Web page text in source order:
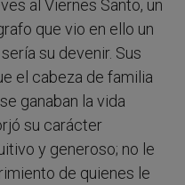
al Viernes Santo, un
que vio en ello un
su devenir. Sus
el cabeza de familia
ganaban la vida
su carácter
y generoso; no le
de quienes le